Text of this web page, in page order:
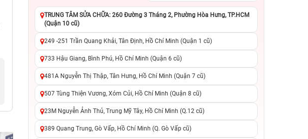
iPhone 8 Plus 64GB Cũ chính
hãng
2.590.000đ
8.290.000đ
chuyển đổi, 0 gọi người thân
hãng
17.990.000đ
22.990.000đ
chuyển đổi, 0 gọi người thân
TRUNG TÂM SỬA CHỮA: 260 Đường 3 Tháng 2, Phường Hòa Hưng, TP.HCM
(Quận 10 cũ)
249 -251 Trần Quang Khải, Tân Định, Hồ Chí Minh (Quận 1 cũ)
733 Hậu Giang, Bình Phú, Hồ Chí Minh (Quận 6 cũ)
481A Nguyễn Thị Thập, Tân Hưng, Hồ Chí Minh (Quận 7 cũ)
507 Tùng Thiện Vương, Xóm Củi, Hồ Chí Minh (Quận 8 cũ)
23M Nguyễn Ảnh Thủ, Trung Mỹ Tây, Hồ Chí Minh (Q.12 cũ)
389 Quang Trung, Gò Vấp, Hồ Chí Minh (Q. Gò Vấp cũ)